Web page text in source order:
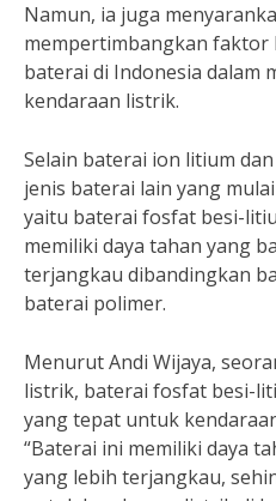
Namun, ia juga
mempertimbangkan faktor
baterai di Indonesia dalam
kendaraan listrik.
Selain baterai ion litium
jenis baterai lain yang
yaitu baterai fosfat besi-
memiliki daya tahan yang
terjangkau dibandingkan
baterai polimer.
Menurut Andi Wijaya,
listrik, baterai fosfat besi-
yang tepat untuk
“Baterai ini memiliki daya
yang lebih terjangkau,